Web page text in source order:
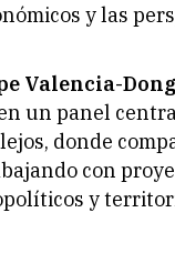
y las
Valencia-
un panel
donde
con
y